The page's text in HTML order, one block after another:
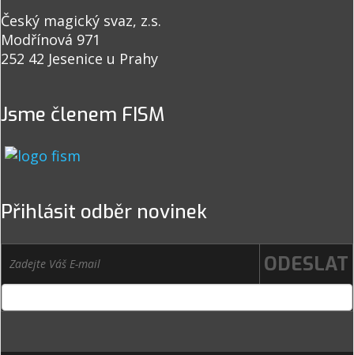
Český magický svaz, z.s.
Modřínová 971
252 42 Jesenice u Prahy
Jsme členem FISM
Přihlásit odběr novinek